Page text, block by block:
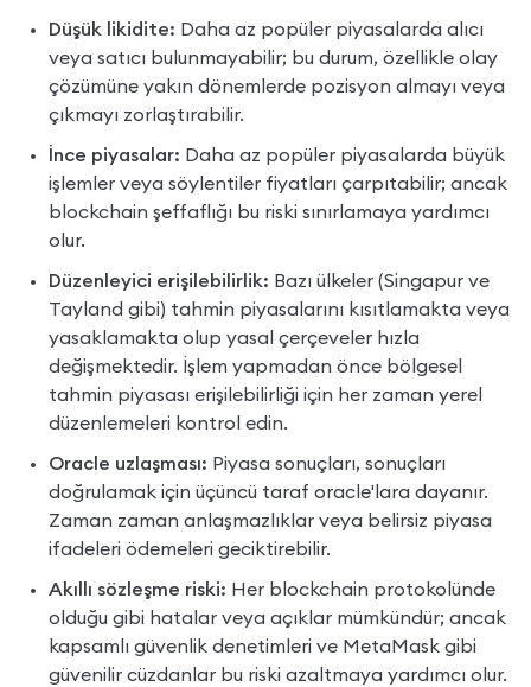
Düşük likidite: Daha az popüler piyasalarda alıcı
veya satıcı bulunmayabilir; bu durum, özellikle olay
çözümüne yakın dönemlerde pozisyon almayı veya
çıkmayı zorlaştırabilir.
İnce piyasalar: Daha az popüler piyasalarda büyük
işlemler veya söylentiler fiyatları çarpıtabilir; ancak
blockchain şeffaflığı bu riski sınırlamaya yardımcı
olur.
Düzenleyici erişilebilirlik: Bazı ülkeler (Singapur ve
Tayland gibi) tahmin piyasalarını kısıtlamakta veya
yasaklamakta olup yasal çerçeveler hızla
değişmektedir. İşlem yapmadan önce bölgesel
tahmin piyasası erişilebilirliği için her zaman yerel
düzenlemeleri kontrol edin.
Oracle uzlaşması: Piyasa sonuçları, sonuçları
doğrulamak için üçüncü taraf oracle'lara dayanır.
Zaman zaman anlaşmazlıklar veya belirsiz piyasa
ifadeleri ödemeleri geciktirebilir.
Akıllı sözleşme riski: Her blockchain protokolünde
olduğu gibi hatalar veya açıklar mümkündür; ancak
kapsamlı güvenlik denetimleri ve MetaMask gibi
güvenilir cüzdanlar bu riski azaltmaya yardımcı olur.